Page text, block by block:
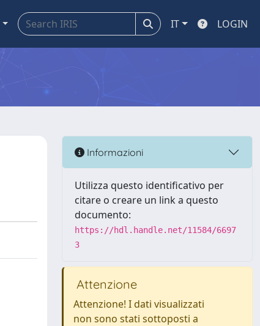
IT LOGIN
Informazioni
Utilizza questo identificativo per
citare o creare un link a questo
documento:
https://hdl.handle.net/11584/6697
3
Attenzione
Attenzione! I dati visualizzati
non sono stati sottoposti a